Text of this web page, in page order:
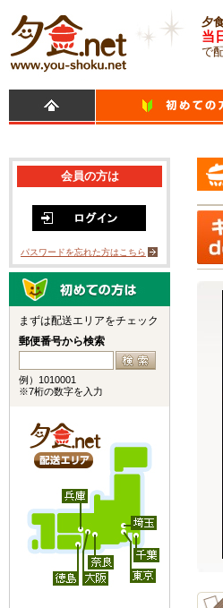
夕
当
で
会員の方は
パスワードを忘れた方はこちら
まずは配送エリアをチェック
郵便番号から検索
例）1010001
※7桁の数字を入力